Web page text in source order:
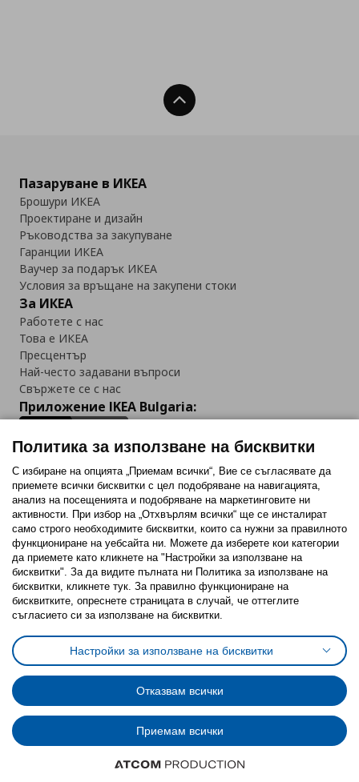
Нагоре
Пазаруване в ИКЕА
Брошури ИКЕА
Проектиране и дизайн
Ръководства за закупуване
Гаранции ИКЕА
Ваучер за подарък ИКЕА
Условия за връщане на закупени стоки
За ИКЕА
Работете с нас
Това е ИКЕА
Пресцентър
Най-често задавани въпроси
Свържете се с нас
Приложение IKEA Bulgaria:
Последвайте ни:
FacebookTwitterYoutubePinterestInstagram
Политика за използване на бисквитки (Cookies)
Избор на настройки за използване на бисквитки
Условия за ползване на ikea.bgОбща политика за личните данни
Политика за защита на личните данни на ikea.bg
Общи условия на програма IKEA Family
Политика за защита на лични данни на програма IKEA Family
© Inter-IKEA Systems B.V. 1999 - 2025
Политика за използване на бисквитки
С избиране на опцията „Приемам всички“, Вие се съгласявате да
приемете всички бисквитки с цел подобряване на навигацията,
анализ на посещенията и подобряване на маркетинговите ни
активности. При избор на „Отхвърлям всички“ ще се инсталират
само строго необходимитe бисквитки, които са нужни за правилното
функциониране на уебсайта ни. Можете да изберете кои категории
да приемете като кликнете на "Настройки за използване на
бисквитки". За да видите пълната ни Политика за използване на
бисквитки, кликнете тук. За правилно функциониране на
бисквитките, опреснете страницата в случай, че оттеглите
съгласието си за използване на бисквитки.
Настройки за използване на бисквитки
Отказвам всички
Приемам всички